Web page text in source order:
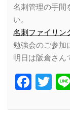
名刺管理の手間
い。
名刺ファイリン
勉強会のご参加
明日は阪倉さん